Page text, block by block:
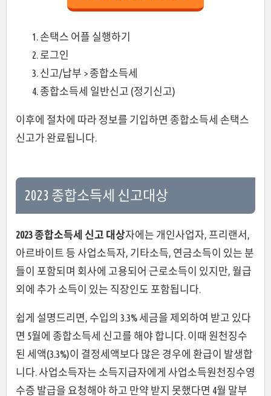
손택스 어플 실행하기
로그인
신고/납부 > 종합소득세
종합소득세 일반신고 (정기신고)
이후에 절차에 따라 정보를 기입하면 종합소득세 손택스
신고가 완료됩니다.
2023 종합소득세 신고대상
2023 종합소득세 신고 대상자에는 개인사업자, 프리랜서,
아르바이트 등 사업소득자, 기타소득, 연금소득이 있는 분
들이 포함되며 회사에 고용되어 근로소득이 있지만, 월급
외에 추가 소득이 있는 직장인도 포함됩니다.
쉽게 설명드리면, 수입의 3.3% 세금을 제외하여 받고 있다
면 5월에 종합소득세 신고를 해야 합니다. 이때 원천징수
된 세액(3.3%)이 결정세액보다 많은 경우에 환급이 발생합
니다. 사업소득자는 소득지급자에게 사업소득원천징수영
수증 발급을 요청해야 하고 만약 받지 못했다면 4월 말부